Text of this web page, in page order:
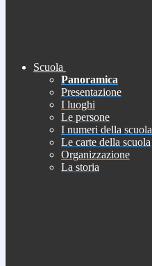
Scuola
Panoramica
Presentazione
I luoghi
Le persone
I numeri della scuola
Le carte della scuola
Organizzazione
La storia